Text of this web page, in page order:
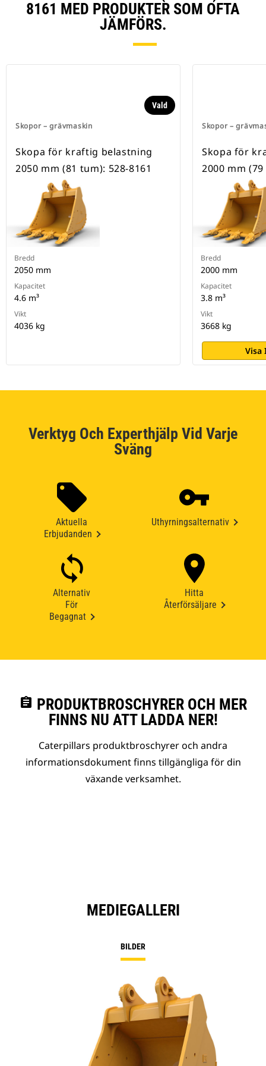
8161 MED PRODUKTER SOM OFTA
JÄMFÖRS.
Skopor – grävmaskin
Vald
Skopa för kraftig belastning
2050 mm (81 tum): 528-8161
Bredd
2050 mm
Kapacitet
4.6 m³
Vikt
4036 kg
Skopor –
Skopa för
2000 mm
Bredd
2000 mm
Kapacitet
3.8 m³
Vikt
3668 kg
Visa
Verktyg Och Experthjälp Vid Varje
Sväng
Aktuella
Erbjudanden
Uthyrningsalternativ
Alternativ
För
Begagnat
Hitta
Återförsäljare
assignment PRODUKTBROSCHYRER OCH MER
FINNS NU ATT LADDA NER!
Caterpillars produktbroschyrer och andra
informationsdokument finns tillgängliga för din
växande verksamhet.
MEDIEGALLERI
BILDER